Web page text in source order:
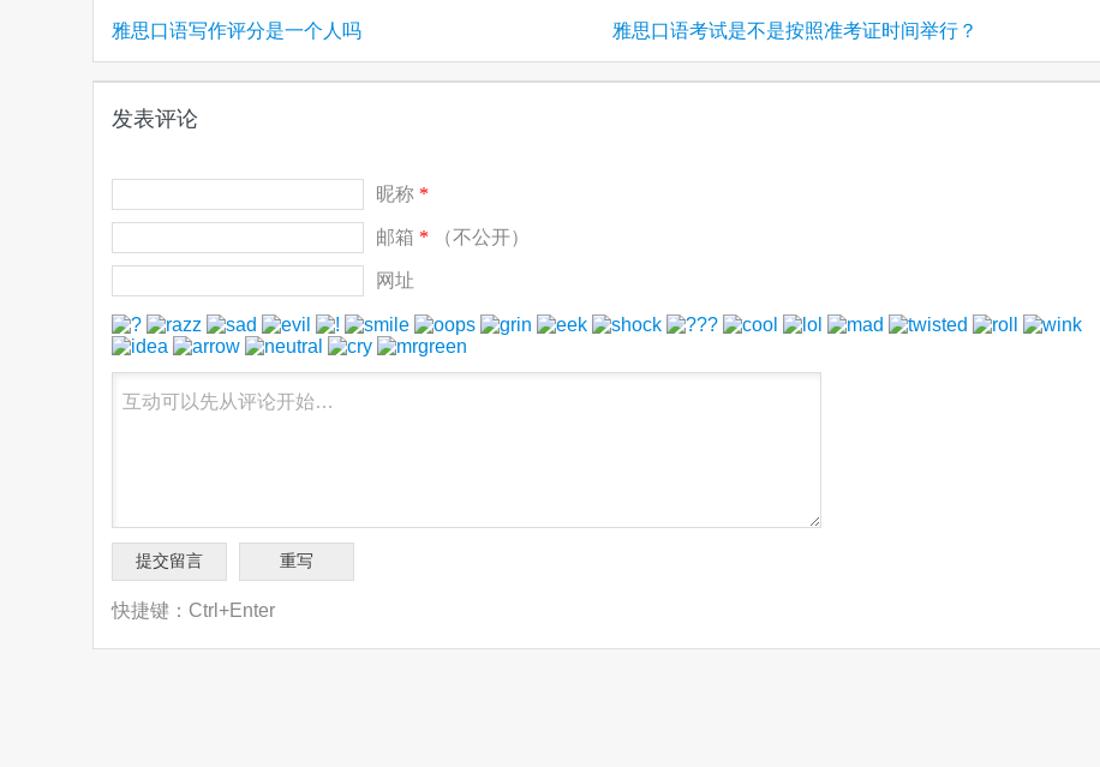
雅思口语写作评分是一个人吗 雅思口语考试是不是按照准考证时间举行？
发表评论
昵称 *
邮箱 * （不公开）
网址
快捷键：Ctrl+Enter